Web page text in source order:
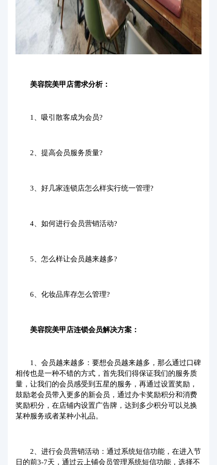
美容院美甲店需求分析：
1、吸引散客成为会员?
2、提高会员服务质量?
3、好几家连锁店怎么样实行统一管理?
4、如何进行会员营销活动?
5、怎么样让会员越来越多?
6、化妆品库存怎么管理?
美容院美甲店连锁会员解决方案：
1、会员越来越多：要想会员越来越多，那么通过口碑
相传也是一种不错的方式，首先我们得保证我们的服务质
量，让我们的会员感受到五星的服务，再通过设置奖励，
鼓励老会员带入更多的新会员，通过办卡奖励积分和消费
奖励积分，在店铺内设置广告牌，达到多少积分可以兑换
某种服务或者某种小礼品。
2、进行会员营销活动：通过系统短信功能，在进入节
日的前3-7天，通过云上铺会员管理系统短信功能，选择不